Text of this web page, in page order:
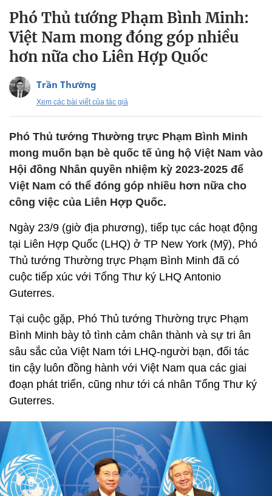
Phó Thủ tướng Phạm Bình Minh:
Việt Nam mong đóng góp nhiều
hơn nữa cho Liên Hợp Quốc
Trần Thường
Xem các bài viết của tác giả
Phó Thủ tướng Thường trực Phạm Bình Minh
mong muốn bạn bè quốc tế ủng hộ Việt Nam vào
Hội đồng Nhân quyền nhiệm kỳ 2023-2025 để
Việt Nam có thể đóng góp nhiều hơn nữa cho
công việc của Liên Hợp Quốc.
Ngày 23/9 (giờ địa phương), tiếp tục các hoạt động
tại Liên Hợp Quốc (LHQ) ở TP New York (Mỹ), Phó
Thủ tướng Thường trực Phạm Bình Minh đã có
cuộc tiếp xúc với Tổng Thư ký LHQ Antonio
Guterres.
Tại cuộc gặp, Phó Thủ tướng Thường trực Phạm
Bình Minh bày tỏ tình cảm chân thành và sự tri ân
sâu sắc của Việt Nam tới LHQ-người bạn, đối tác
tin cậy luôn đồng hành với Việt Nam qua các giai
đoạn phát triển, cũng như tới cá nhân Tổng Thư ký
Guterres.